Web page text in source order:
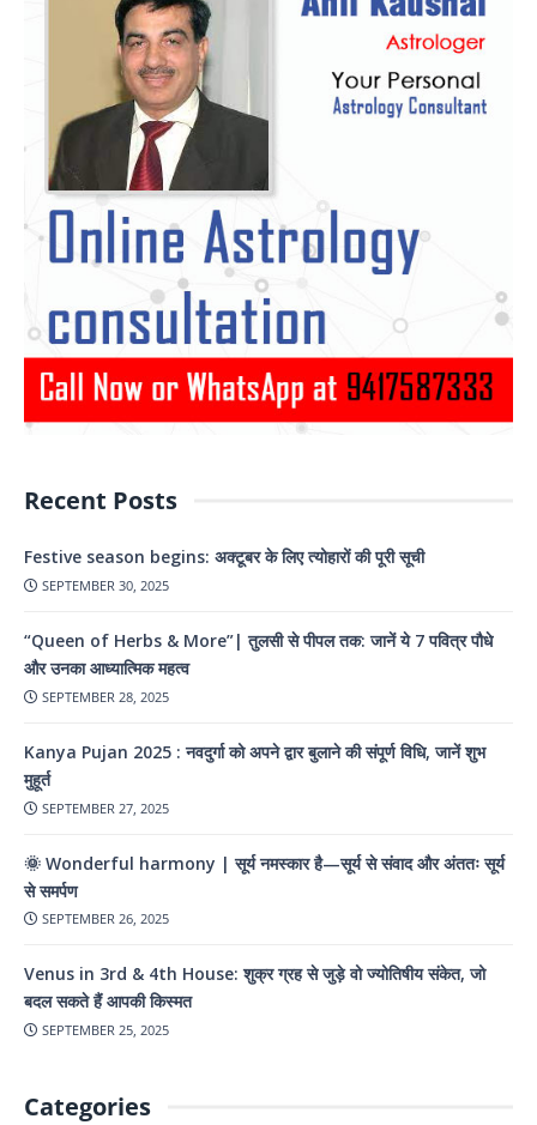
Recent Posts
Festive season begins: अक्टूबर के लिए त्योहारों की पूरी सूची
SEPTEMBER 30, 2025
“Queen of Herbs & More”| तुलसी से पीपल तक: जानें ये 7 पवित्र पौधे
और उनका आध्यात्मिक महत्व
SEPTEMBER 28, 2025
Kanya Pujan 2025 : नवदुर्गा को अपने द्वार बुलाने की संपूर्ण विधि, जानें शुभ
मुहूर्त
SEPTEMBER 27, 2025
🌞 Wonderful harmony | सूर्य नमस्कार है—सूर्य से संवाद और अंततः सूर्य
से समर्पण
SEPTEMBER 26, 2025
Venus in 3rd & 4th House: शुक्र ग्रह से जुड़े वो ज्योतिषीय संकेत, जो
बदल सकते हैं आपकी किस्मत
SEPTEMBER 25, 2025
Categories